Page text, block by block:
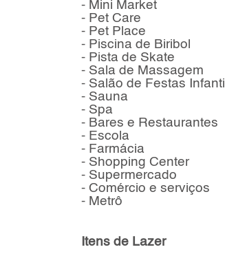
- Mini Market
- Pet Care
- Pet Place
- Piscina de Biribol
- Pista de Skate
- Sala de Massagem
- Salão de Festas Infantil
- Sauna
- Spa
- Bares e Restaurantes
- Escola
- Farmácia
- Shopping Center
- Supermercado
- Comércio e serviços
- Metrô
Itens de Lazer